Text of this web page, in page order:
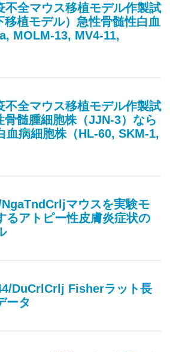
不全マウス移植モデル作製試
植モデル）急性骨髄性白血
MOLM-13, MV4-11,
不全マウス移植モデル作製試
髄腫細胞株（JJN-3）なら
血病細胞株（HL-60, SKM-1,
マウスを実験モ
るアトピー性皮膚炎症状の
DuCrlCrlj Fisherラット長
ータ